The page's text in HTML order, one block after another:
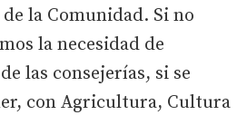
la Comunidad. Si no
la necesidad de
las consejerías, si se
con Agricultura, Cultura